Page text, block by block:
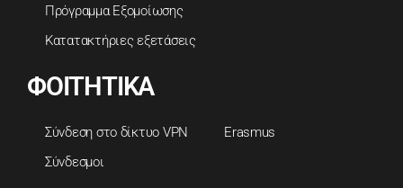
Πρόγραμμα Εξομοίωσης
Κατατακτήριες εξετάσεις
ΦΟΙΤΗΤΙΚΑ
Σύνδεση στο δίκτυο VPN
Erasmus
Σύνδεσμοι